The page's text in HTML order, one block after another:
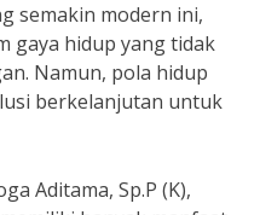
semakin modern ini,
gaya hidup yang tidak
Namun, pola hidup
berkelanjutan untuk
Aditama, Sp.P (K),